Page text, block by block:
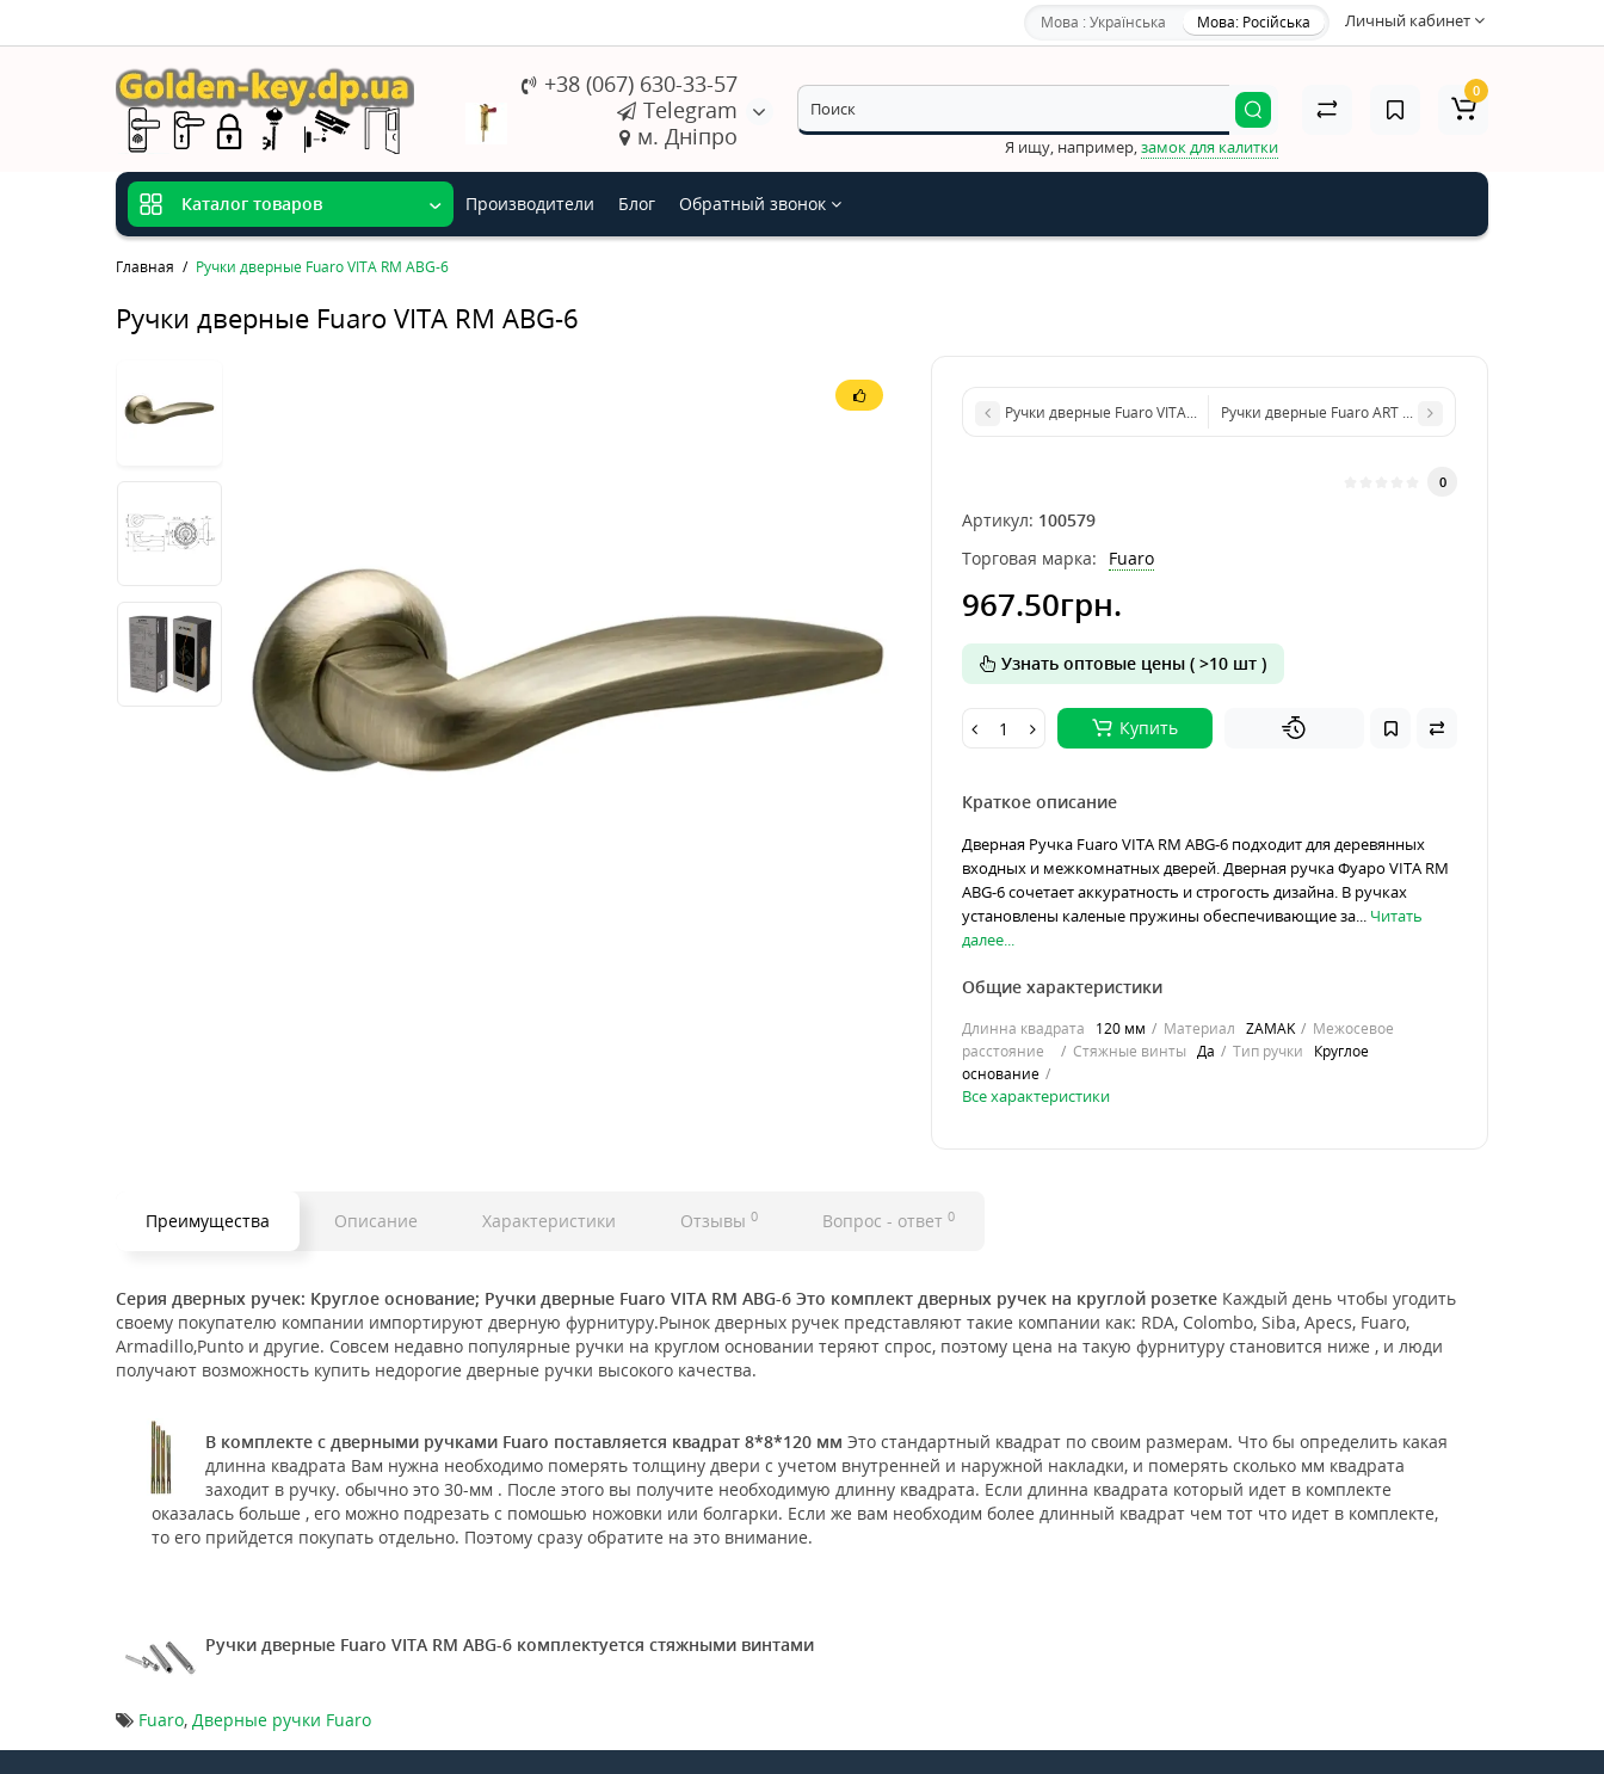
Личный кабинет
Мова : Українська Мова: Російська
+38 (067) 630-33-57
Telegram
м. Дніпро
Я ищу, например, замок для калитки
0
Каталог товаров Производители Блог Обратный звонок
Главная Ручки дверные Fuaro VITA RM ABG-6
Ручки дверные Fuaro VITA RM ABG-6
Ручки дверные Fuaro VITA RM SN/CP-3Ручки дверные Fuaro ART RM AB/GP-7
0
Артикул: 100579
Торговая марка:
Fuaro
967.50грн.
Узнать оптовые цены ( >10 шт )
Купить
Краткое описание
Дверная Ручка Fuaro VITA RM ABG-6 подходит для деревянных
входных и межкомнатных дверей. Дверная ручка Фуаро VITA RM
ABG-6 сочетает аккуратность и строгость дизайна. В ручках
установлены каленые пружины обеспечивающие за... Читать
далее...
Общие характеристики
Длинна квадрата 120 мм Материал ZAMAK
Межосевое
расстояние
Стяжные винты Да Тип ручки
Круглое
основание
Все характеристики
Преимущества Описание Характеристики Отзывы 0 Вопрос - ответ 0
Серия дверных ручек: Круглое основание; Ручки дверные Fuaro VITA RM ABG-6 Это комплект дверных ручек на круглой розетке Каждый день чтобы угодить
своему покупателю компании импортируют дверную фурнитуру.Рынок дверных ручек представляют такие компании как: RDA, Colombo, Siba, Apecs, Fuaro,
Armadillo,Punto и другие. Совсем недавно популярные ручки на круглом основании теряют спрос, поэтому цена на такую фурнитуру становится ниже , и люди
получают возможность купить недорогие дверные ручки высокого качества.
В комплекте с дверными ручками Fuaro поставляется квадрат 8*8*120 мм Это стандартный квадрат по своим размерам. Что бы определить какая
длинна квадрата Вам нужна необходимо померять толщину двери с учетом внутренней и наружной накладки, и померять сколько мм квадрата
заходит в ручку. обычно это 30-мм . После этого вы получите необходимую длинну квадрата. Если длинна квадрата который идет в комплекте
оказалась больше , его можно подрезать с помошью ножовки или болгарки. Если же вам необходим более длинный квадрат чем тот что идет в комплекте,
то его прийдется покупать отдельно. Поэтому сразу обратите на это внимание.
Ручки дверные Fuaro VITA RM ABG-6 комплектуется стяжными винтами
Fuaro, Дверные ручки Fuaro